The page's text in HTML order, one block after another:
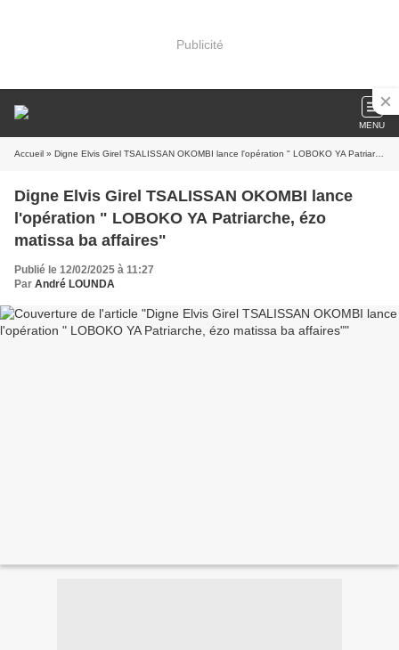
Publicité
MENU
Accueil » Digne Elvis Girel TSALISSAN OKOMBI lance l'opération " LOBOKO YA Patriarche, ézo matissa ba affaires"
Digne Elvis Girel TSALISSAN OKOMBI lance
l'opération " LOBOKO YA Patriarche, ézo
matissa ba affaires"
Publié le 12/02/2025 à 11:27
Par André LOUNDA